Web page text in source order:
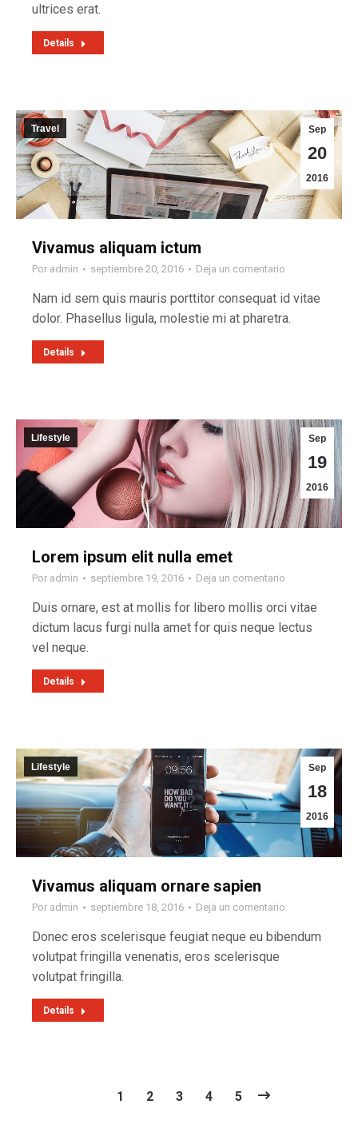
ultrices erat.
Details
Sep
20
2016
Travel
Vivamus aliquam ictum
Por admin septiembre 20, 2016 Deja un comentario
Nam id sem quis mauris porttitor consequat id vitae
dolor. Phasellus ligula, molestie mi at pharetra.
Details
Sep
19
2016
Lifestyle
Lorem ipsum elit nulla emet
Por admin septiembre 19, 2016 Deja un comentario
Duis ornare, est at mollis for libero mollis orci vitae
dictum lacus furgi nulla amet for quis neque lectus
vel neque.
Details
Sep
18
2016
Lifestyle
Vivamus aliquam ornare sapien
Por admin septiembre 18, 2016 Deja un comentario
Donec eros scelerisque feugiat neque eu bibendum
volutpat fringilla venenatis, eros scelerisque
volutpat fringilla.
Details
1 2 3 4 5